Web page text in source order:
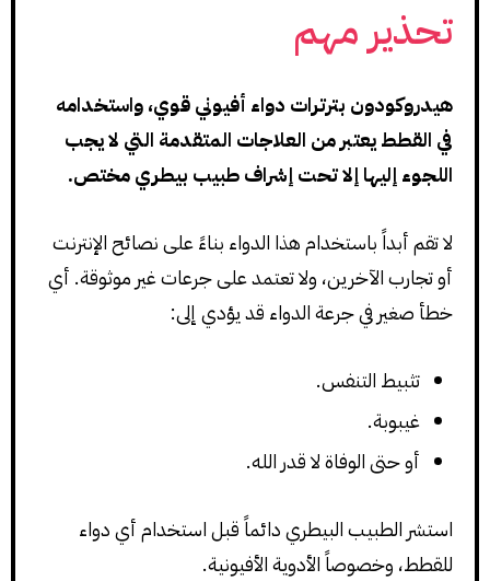
تحذير مهم
هيدروكودون بترترات دواء أفيوني قوي، واستخدامه
في القطط يعتبر من العلاجات المتقدمة التي لا يجب
اللجوء إليها إلا تحت إشراف طبيب بيطري مختص.
لا تقم أبداً باستخدام هذا الدواء بناءً على نصائح الإنترنت
أو تجارب الآخرين، ولا تعتمد على جرعات غير موثوقة. أي
خطأ صغير في جرعة الدواء قد يؤدي إلى:
تثبيط التنفس.
غيبوبة.
أو حتى الوفاة لا قدر الله.
استشر الطبيب البيطري دائماً قبل استخدام أي دواء
للقطط، وخصوصاً الأدوية الأفيونية.